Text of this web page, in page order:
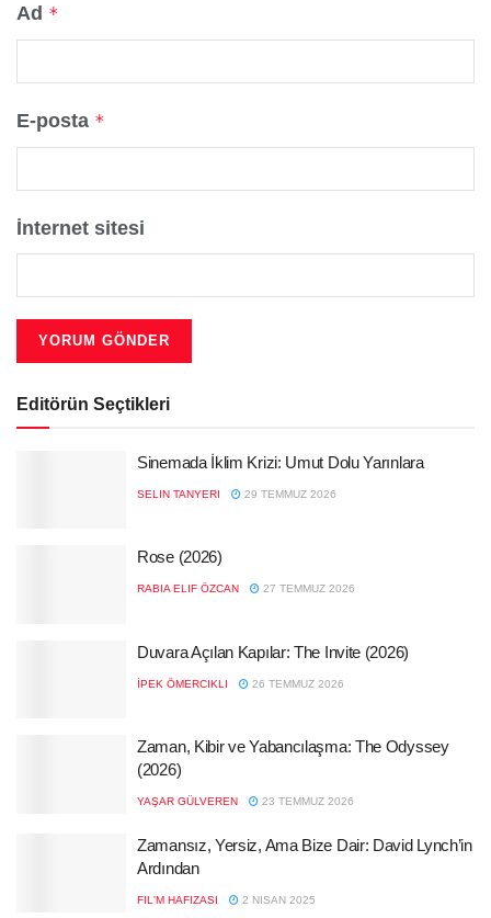
Ad *
E-posta *
İnternet sitesi
Editörün Seçtikleri
Sinemada İklim Krizi: Umut Dolu Yarınlara
SELIN TANYERI 29 TEMMUZ 2026
Rose (2026)
RABIA ELIF ÖZCAN 27 TEMMUZ 2026
Duvara Açılan Kapılar: The Invite (2026)
İPEK ÖMERCIKLI 26 TEMMUZ 2026
Zaman, Kibir ve Yabancılaşma: The Odyssey
(2026)
YAŞAR GÜLVEREN 23 TEMMUZ 2026
Zamansız, Yersiz, Ama Bize Dair: David Lynch’in
Ardından
FIL'M HAFIZASI 2 NISAN 2025